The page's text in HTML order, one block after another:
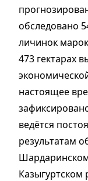
обследовано
личинок
473 гектарах
настоящее
ведётся
результатам